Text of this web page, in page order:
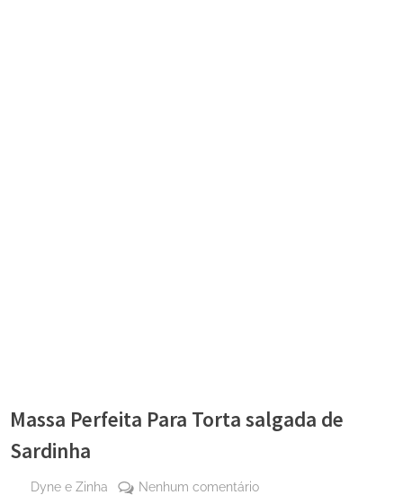
Massa Perfeita Para Torta salgada de
Sardinha
By
Dyne e Zinha Nenhum comentárioem